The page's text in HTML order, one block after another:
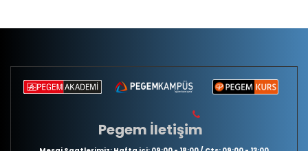
Pegem İletişim